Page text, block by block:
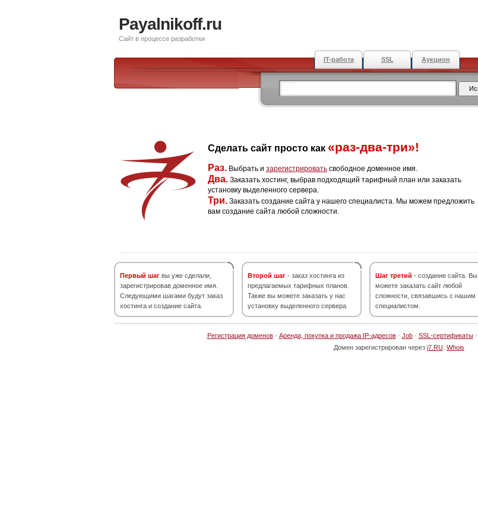
Payalnikoff.ru
Сайт в процессе разработки
IT-работа SSL Аукцион
Сделать сайт просто как «раз-два-три»!
Раз. Выбрать и зарегистрировать свободное доменное имя.
Два. Заказать хостинг, выбрав подходящий тарифный план или заказать
установку выделенного сервера.
Три. Заказать создание сайта у нашего специалиста. Мы можем предложить
вам создание сайта любой сложности.
Первый шаг вы уже сделали,
зарегистрировав доменное имя.
Следующими шагами будут заказ
хостинга и создание сайта.
Второй шаг - заказ хостинга из
предлагаемых тарифных планов.
Также вы можете заказать у нас
установку выделенного сервера.
Шаг третий - создание сайта. Вы
можете заказать сайт любой
сложности, связавшись с нашим
специалистом.
Регистрация доменов· Аренда, покупка и продажа IP-адресов· Job· SSL-сертификаты·
Домен зарегистрирован через i7.RU Whois